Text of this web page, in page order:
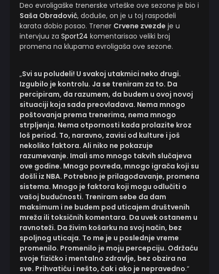
Deo evroligaške trenerske vrteške ove sezone je bio i
Saša Obradović, doduše, on je u toj raspodeli
karata dobio posao. Trener Crvene zvezde je u
intervjuu za Sport24 komentarisao veliki broj
promena na klupama evroligaša ove sezone.
„Svi su poludeli! U svakoj utakmici neko drugi.
Izgubilo je kontrolu. Ja se treniram za to. Da
percipiram, da razumem, da budem u ovoj novoj
situaciji koja sada preovladava. Nema mnogo
poštovanja prema trenerima, nema mnogo
strpljenja. Nema otpornosti kada prolazite kroz
loš period. To, naravno, zavisi od kulture i još
nekoliko faktora. Ali niko ne pokazuje
razumevanje. Imali smo mnogo takvih slučajeva
ove godine. Mnogo povreda, mnogo igrača koji su
došli iz NBA. Potrebno je prilagođavanje, promena
sistema. Mnogo je faktora koji mogu odlučiti o
vašoj budućnosti. Treniram sebe da dam
maksimum i ne budem pod uticajem društvenih
mreža ili toksičnih komentara. Da uvek ostanem u
ravnoteži. Da živim košarku na svoj način, bez
spoljnog uticaja. To me je u poslednje vreme
promenilo. Promenilo je moju percepciju. Održaću
svoje fizičko i mentalno zdravlje, bez obzira na
sve. Prihvatiću i nešto, čak i ako je nepravedno.“